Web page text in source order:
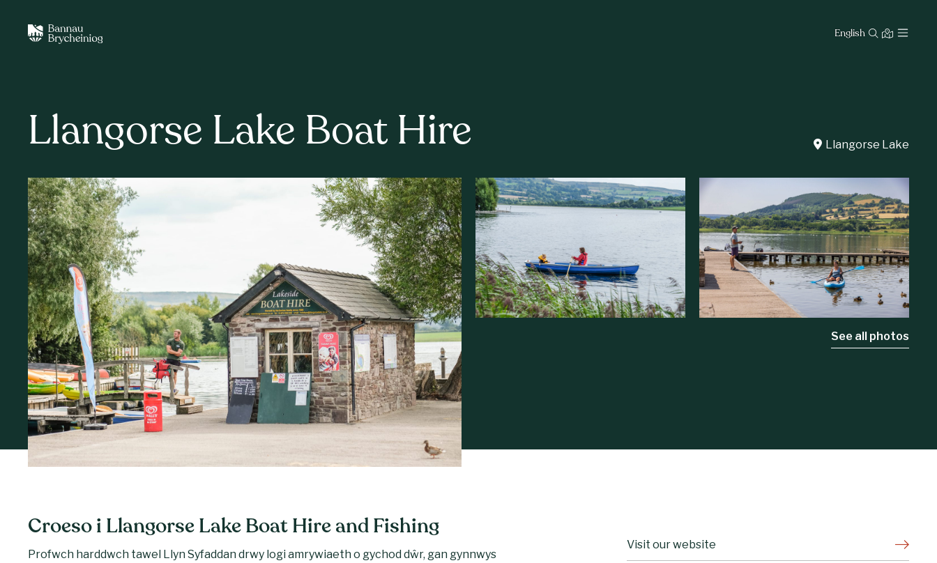
English
Llangorse Lake Boat Hire Llangorse Lake
See all photos
Croeso i Llangorse Lake Boat Hire and Fishing
Profwch harddwch tawel Llyn Syfaddan drwy logi amrywiaeth o gychod dŵr, gan gynnwys
Visit our website